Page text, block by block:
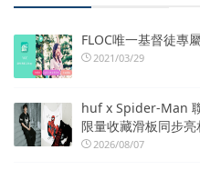
FLOC唯一基督徒專
2021/03/29
huf x Spider-Man
限量收藏滑板同步亮
2026/08/07